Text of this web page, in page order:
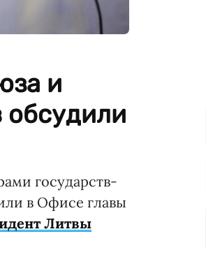
и
обсудили
государств-
в Офисе главы
Литвы